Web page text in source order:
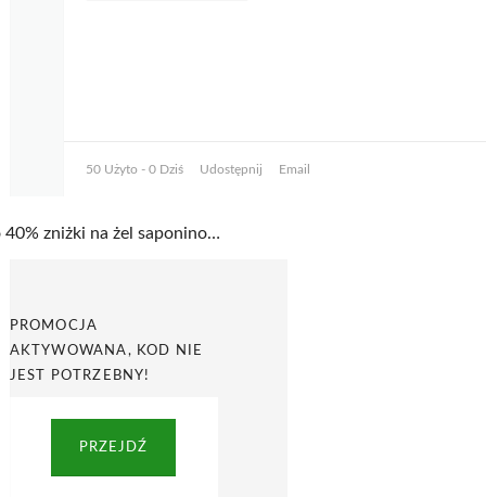
50 Użyto - 0 Dziś Udostępnij Email
Do 40% zniżki na żel saponinowy do mycia twarzy w Senelle
PROMOCJA
AKTYWOWANA, KOD NIE
JEST POTRZEBNY!
PRZEJDŹ